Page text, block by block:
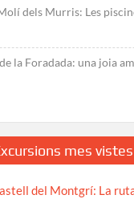
dels Murris: Les
la Foradada: una joia
mes vistes
del Montgrí: La